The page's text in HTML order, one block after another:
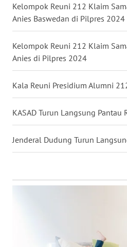
Kelompok Reuni 212 Klaim
Anies Baswedan di Pilpres 2024
Kelompok Reuni 212 Klaim
Anies di Pilpres 2024
Kala Reuni Presidium Alumni
KASAD Turun Langsung Pantau
Jenderal Dudung Turun
JATENG
NUSANTARA
JOGJA
WN
JATIM
WN